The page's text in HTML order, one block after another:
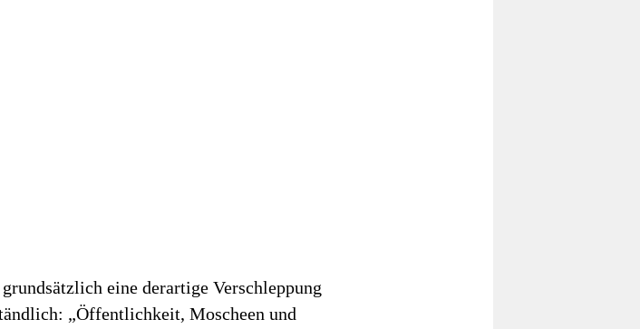
eine derartige Verschleppung
„Öffentlichkeit, Moscheen und